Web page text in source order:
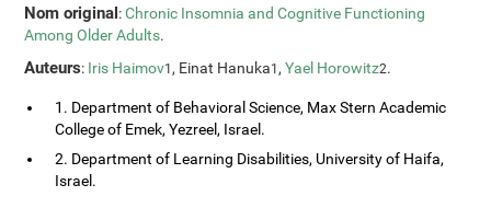
Nom original:Chronic Insomnia and Cognitive Functioning
Among Older Adults.
Auteurs: Iris Haimov1, Einat Hanuka1,Yael Horowitz2.
1. Department of Behavioral Science, Max Stern Academic
College of Emek, Yezreel, Israel.
2. Department of Learning Disabilities, University of Haifa,
Israel.